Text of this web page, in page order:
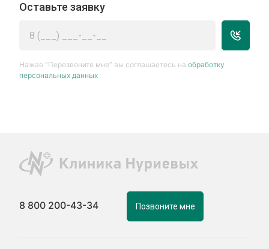
Оставьте заявку
Нажав “Перезвоните мне” вы соглашаетесь наобработку
персональных данных
8 800 200-43-34 Позвоните мне